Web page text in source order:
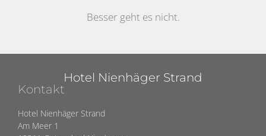
Besser geht es nicht.
Hotel Nienhäger Strand
Kontakt
Hotel Nienhäger Strand
Am Meer 1